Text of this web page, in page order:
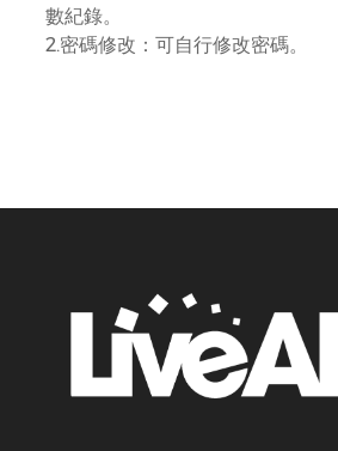
數紀錄。
2.密碼修改：可自行修改密碼。